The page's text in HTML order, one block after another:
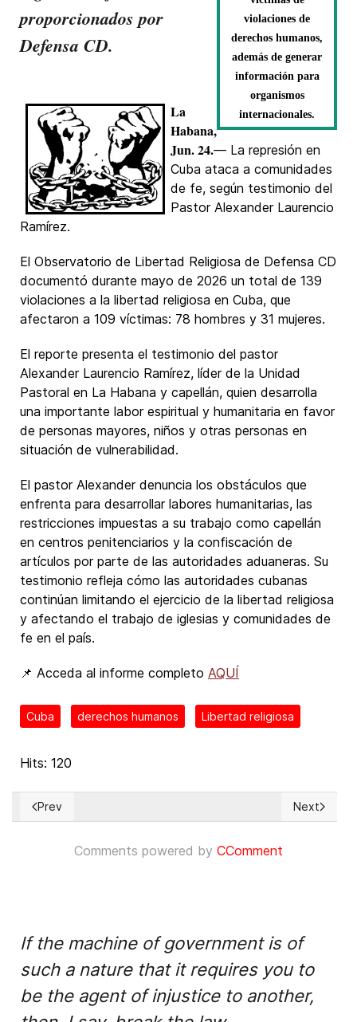
violaciones de
derechos humanos,
además de generar
información para
organismos
internacionales.
proporcionados por
Defensa CD.
La
Habana,
Jun. 24.— La represión en
Cuba ataca a comunidades
de fe, según testimonio del
Pastor Alexander Laurencio
Ramírez.
El Observatorio de Libertad Religiosa de Defensa CD
documentó durante mayo de 2026 un total de 139
violaciones a la libertad religiosa en Cuba, que
afectaron a 109 víctimas: 78 hombres y 31 mujeres.
El reporte presenta el testimonio del pastor
Alexander Laurencio Ramírez, líder de la Unidad
Pastoral en La Habana y capellán, quien desarrolla
una importante labor espiritual y humanitaria en favor
de personas mayores, niños y otras personas en
situación de vulnerabilidad.
El pastor Alexander denuncia los obstáculos que
enfrenta para desarrollar labores humanitarias, las
restricciones impuestas a su trabajo como capellán
en centros penitenciarios y la confiscación de
artículos por parte de las autoridades aduaneras. Su
testimonio refleja cómo las autoridades cubanas
continúan limitando el ejercicio de la libertad religiosa
y afectando el trabajo de iglesias y comunidades de
fe en el país.
📌 Acceda al informe completo AQUÍ
Cuba derechos humanos Libertad religiosa
Hits: 120
Previous article: European Court of Human Rights decides
Prev Next
Next
Comments powered by CComment
If the machine of government is of
such a nature that it requires you to
be the agent of injustice to another,